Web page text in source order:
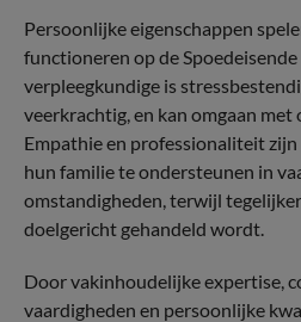
Persoonlijke eigenschappen
functioneren op de Spoedeisende
verpleegkundige is
veerkrachtig, en kan omgaan
Empathie en professionaliteit
hun familie te ondersteunen in
omstandigheden, terwijl
doelgericht gehandeld wordt.
Door vakinhoudelijke expertise,
vaardigheden en persoonlijke